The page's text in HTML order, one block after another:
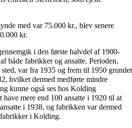
med var 75.000 kr., blev senere
kr.
i den første halvdel af 1900-
både fabrikker og ansatte. Perioden,
var fra 1935 og frem til 1950 grundet
hvilket dermed medførte mindre
kunne også ses hos Kolding
mere end 100 ansatte i 1920 til at
i 1938, og fabrikken var dermed
i Kolding.